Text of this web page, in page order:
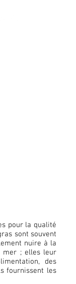
pour la qualité
sont souvent
nuire à la
mer ; elles leur
des
fournissent les